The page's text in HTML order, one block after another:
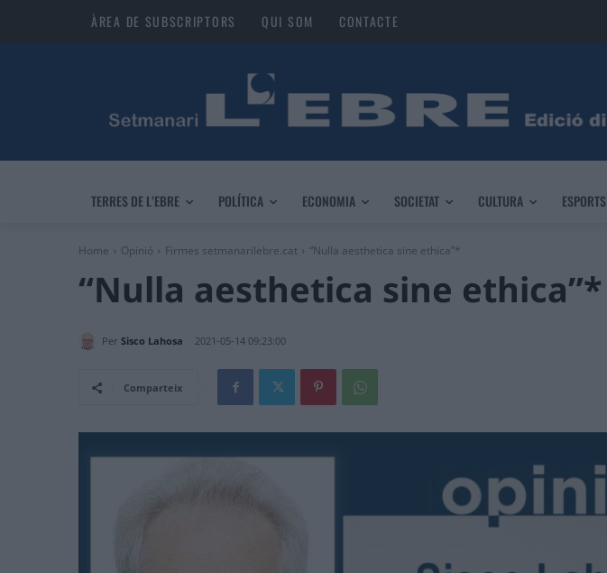
ÀREA DE SUBSCRIPTORS QUI SOM CONTACTE
TERRES DE L’EBRE POLÍTICA ECONOMIA SOCIETAT CULTURA ESPORTS
Home Opinió Firmes setmanarilebre.cat “Nulla aesthetica sine ethica”*
“Nulla aesthetica sine ethica”*
Per Sisco Lahosa 2021-05-14 09:23:00
Comparteix